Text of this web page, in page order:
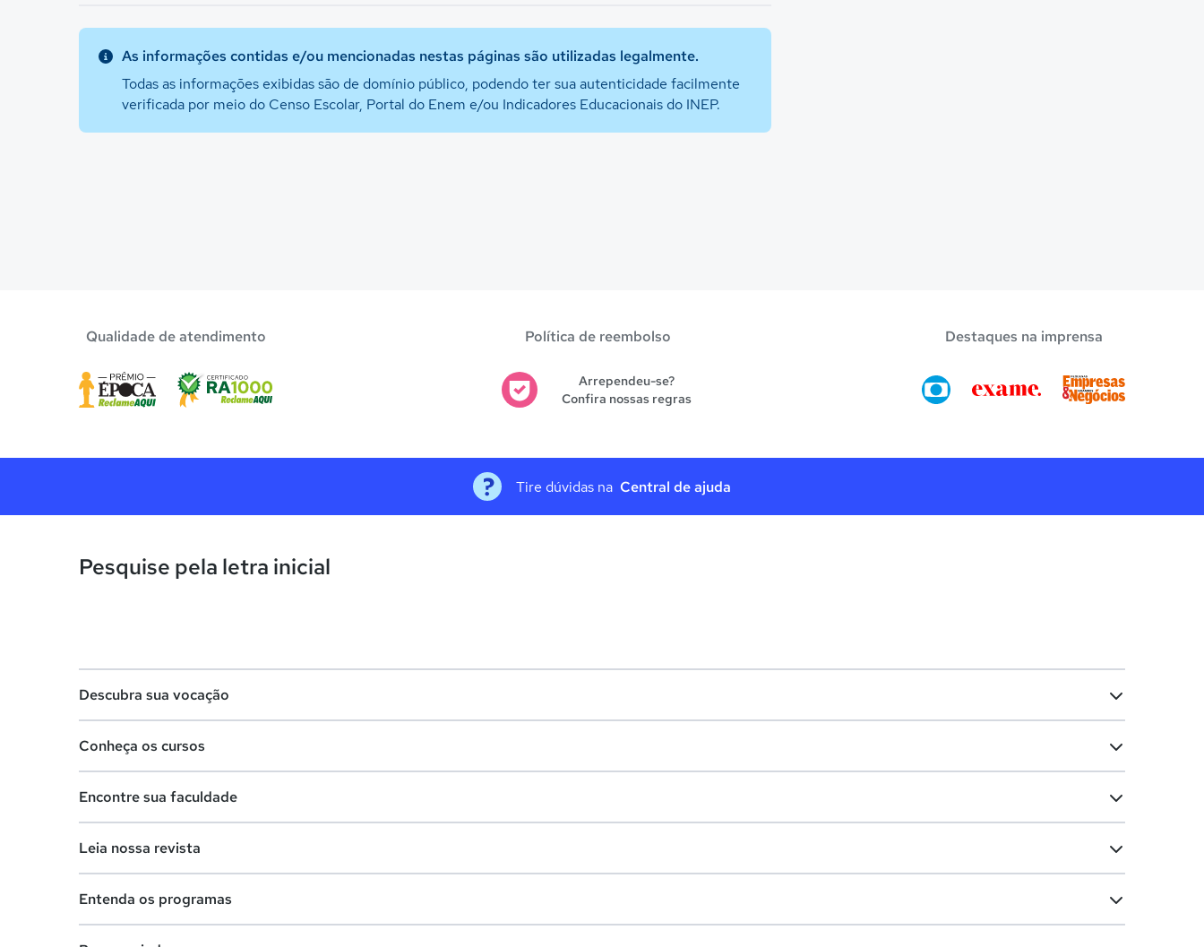
As informações contidas e/ou mencionadas nestas páginas são utilizadas legalmente.
Todas as informações exibidas são de domínio público, podendo ter sua autenticidade facilmente
verificada por meio do Censo Escolar, Portal do Enem e/ou Indicadores Educacionais do INEP.
Qualidade de atendimento Política de reembolso
Arrependeu-se?
Confira nossas regras
Destaques na imprensa
Tire dúvidas na Central de ajuda
Pesquise pela letra inicial
Descubra sua vocação
Lista de profissões
Conheça os cursos
Cursos de graduação
Cursos livres
Encontre sua faculdade
Faculdades na sua cidade
Leia nossa revista
Entenda os programas